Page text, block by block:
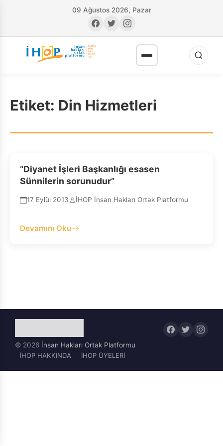
09 Ağustos 2026, Pazar
Etiket: Din Hizmetleri
“Diyanet İşleri Başkanlığı esasen
Sünnilerin sorunudur”
17 Eylül 2013 İHOP İnsan Hakları Ortak Platformu
Devamını Oku
© 2026 İnsan Hakları Ortak Platformu
İHOP HAKKINDA
İHOP ÜYELERİ